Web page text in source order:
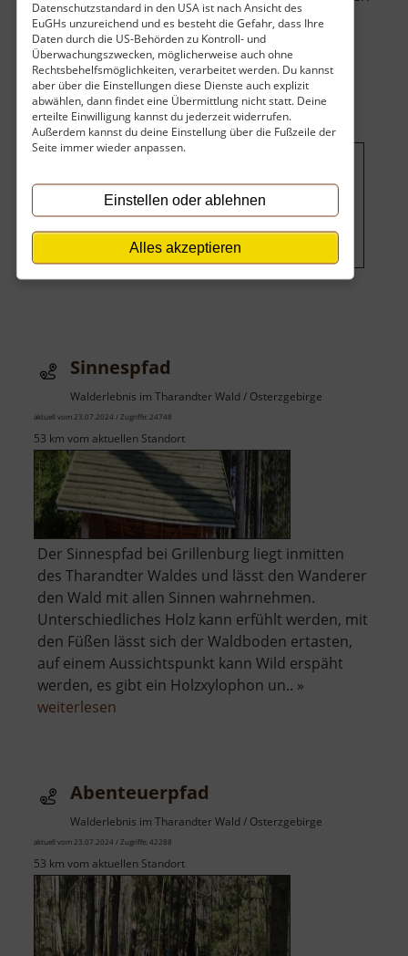
Datenschutzstandard in den USA ist nach Ansicht des
EuGHs unzureichend und es besteht die Gefahr, dass Ihre
Daten durch die US-Behörden zu Kontroll- und
Überwachungszwecken, möglicherweise auch ohne
Rechtsbehelfsmöglichkeiten, verarbeitet werden. Du kannst
aber über die Einstellungen diese Dienste auch explizit
abwählen, dann findet eine Übermittlung nicht statt. Deine
erteilte Einwilligung kannst du jederzeit widerrufen.
Außerdem kannst du deine Einstellung über die Fußzeile der
Seite immer wieder anpassen.
Einstellen oder ablehnen
Alles akzeptieren
ausdrücklich erwünscht. Ab und an .. »
weiterlesen über
Lehrpfad
Holzweg
Um dieses Projekt zu finanzieren,
wird hier Werbung eingeblendet.
Cookie-Einstellungen ändern.
Sinnespfad
Walderlebnis im Tharandter Wald / Osterzgebirge
aktuell vom 23.07.2024 / Zugriffe: 24748
53 km vom aktuellen Standort
Der Sinnespfad bei Grillenburg liegt inmitten
des Tharandter Waldes und lässt den Wanderer
den Wald mit allen Sinnen wahrnehmen.
Unterschiedliches Holz kann erfühlt werden, mit
den Füßen lässt sich der Waldboden ertasten,
auf einem Aussichtspunkt kann Wild erspäht
werden, es gibt ein Holzxylophon un.. »
weiterlesen
Abenteuerpfad
Walderlebnis im Tharandter Wald / Osterzgebirge
aktuell vom 23.07.2024 / Zugriffe: 42288
53 km vom aktuellen Standort